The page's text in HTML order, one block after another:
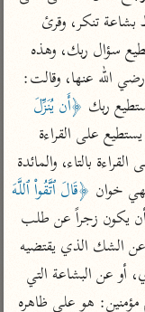
تفسير الجلالين
جامع البيان للإيجي
تفسير البيضاوي
تفسير النسفي
الوجيز للواحدي
تفسير ابن أبي زمنين
آثار
موسوعة التفسير
المأثور
ربك
خوان